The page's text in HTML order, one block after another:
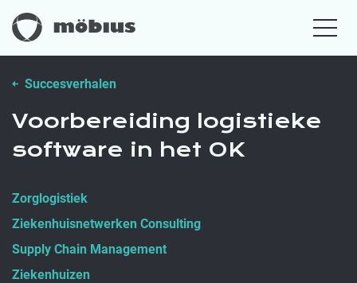
Succesverhalen
Voorbereiding logistieke
software in het OK
Zorglogistiek
Ziekenhuisnetwerken Consulting
Supply Chain Management
Ziekenhuizen